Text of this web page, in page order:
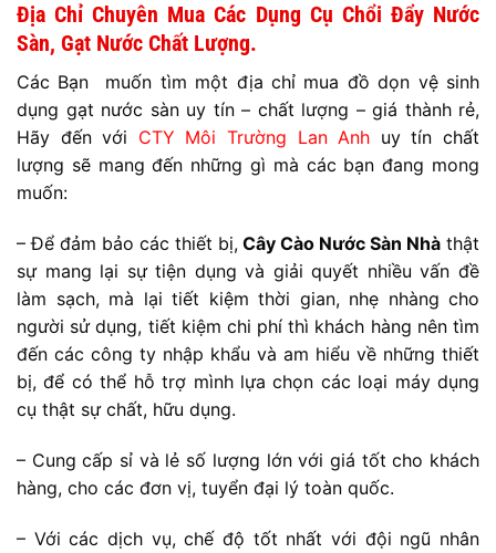
Địa Chỉ Chuyên Mua Các Dụng Cụ Chổi Đẩy Nước
Sàn, Gạt Nước Chất Lượng.
Các Bạn muốn tìm một địa chỉ mua đồ dọn vệ sinh
dụng gạt nước sàn uy tín – chất lượng – giá thành rẻ,
Hãy đến với CTY Môi Trường Lan Anh uy tín chất
lượng sẽ mang đến những gì mà các bạn đang mong
muốn:
– Để đảm bảo các thiết bị, Cây Cào Nước Sàn Nhà thật
sự mang lại sự tiện dụng và giải quyết nhiều vấn đề
làm sạch, mà lại tiết kiệm thời gian, nhẹ nhàng cho
người sử dụng, tiết kiệm chi phí thì khách hàng nên tìm
đến các công ty nhập khẩu và am hiểu về những thiết
bị, để có thể hỗ trợ mình lựa chọn các loại máy dụng
cụ thật sự chất, hữu dụng.
– Cung cấp sỉ và lẻ số lượng lớn với giá tốt cho khách
hàng, cho các đơn vị, tuyển đại lý toàn quốc.
– Với các dịch vụ, chế độ tốt nhất với đội ngũ nhân